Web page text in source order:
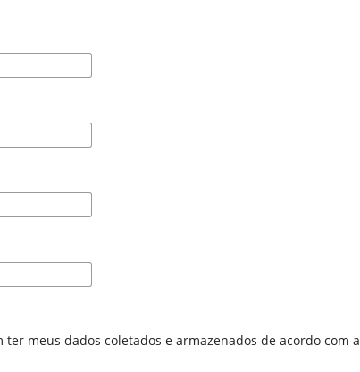
ter meus dados coletados e armazenados de acordo com a